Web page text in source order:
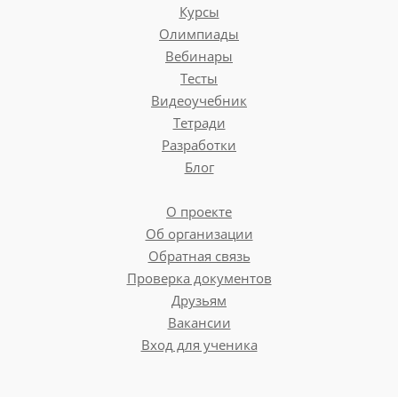
Курсы
Олимпиады
Вебинары
Тесты
Видеоучебник
Тетради
Разработки
Блог
О проекте
Об организации
Обратная связь
Проверка документов
Друзьям
Вакансии
Вход для ученика